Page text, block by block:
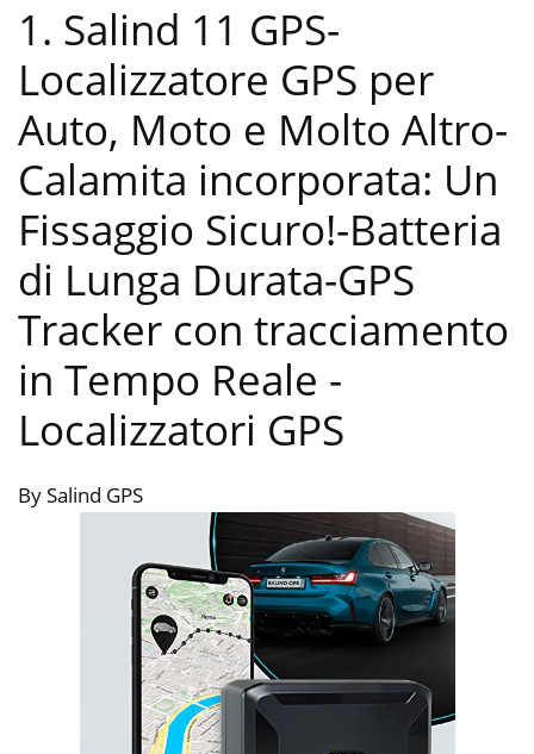
1. Salind 11 GPS-
Localizzatore GPS per
Auto, Moto e Molto Altro-
Calamita incorporata: Un
Fissaggio Sicuro!-Batteria
di Lunga Durata-GPS
Tracker con tracciamento
in Tempo Reale -
Localizzatori GPS
By Salind GPS